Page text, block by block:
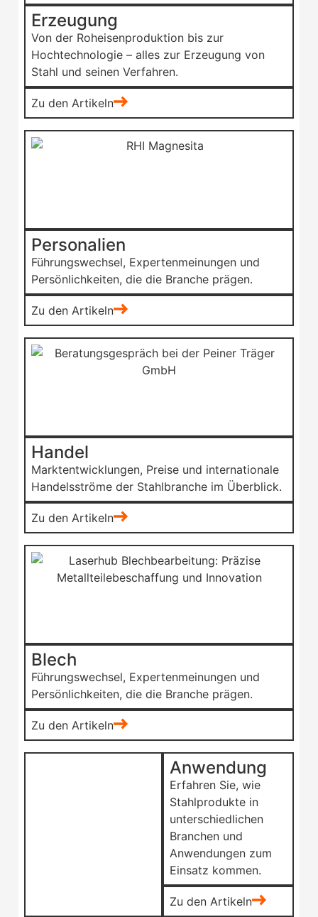
Erzeugung
Von der Roheisenproduktion bis zur
Hochtechnologie – alles zur Erzeugung von
Stahl und seinen Verfahren.
Zu den Artikeln
Personalien
Führungswechsel, Expertenmeinungen und
Persönlichkeiten, die die Branche prägen.
Zu den Artikeln
Handel
Marktentwicklungen, Preise und internationale
Handelsströme der Stahlbranche im Überblick.
Zu den Artikeln
Blech
Führungswechsel, Expertenmeinungen und
Persönlichkeiten, die die Branche prägen.
Zu den Artikeln
Anwendung
Erfahren Sie, wie
Stahlprodukte in
unterschiedlichen
Branchen und
Anwendungen zum
Einsatz kommen.
Zu den Artikeln